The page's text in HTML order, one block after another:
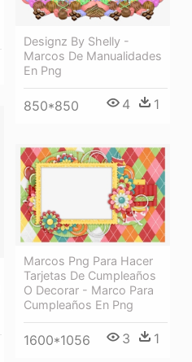
Designz By Shelly -
Marcos De Manualidades
En Png
850*850 4 1
Marcos Png Para Hacer
Tarjetas De Cumpleaños
O Decorar - Marco Para
Cumpleaños En Png
1600*1056 3 1